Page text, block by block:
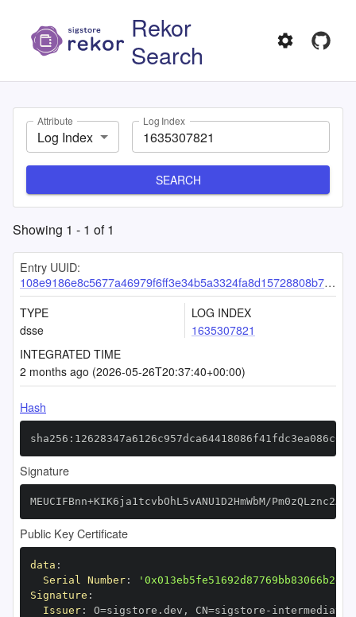
Rekor
Search
Attribute
Log Index
Log Index
SEARCH
Showing 1 - 1 of1
Entry UUID:
108e9186e8c5677a46979f6ff3e34b5a3324fa8d15728808b75521cbdaf3946b508261fbac5b9848
TYPE
dsse
LOG INDEX
1635307821
INTEGRATED TIME
2 months ago (2026-05-26T20:37:40+00:00)
Hash
Signature
MEUCIFBnn+KIK6ja1tcvbOhL5vANU1D2HmWbM/
Public Key Certificate
data :
Serial Number:
Signature :
Issuer: O=sigstore.dev , CN=sigstore -